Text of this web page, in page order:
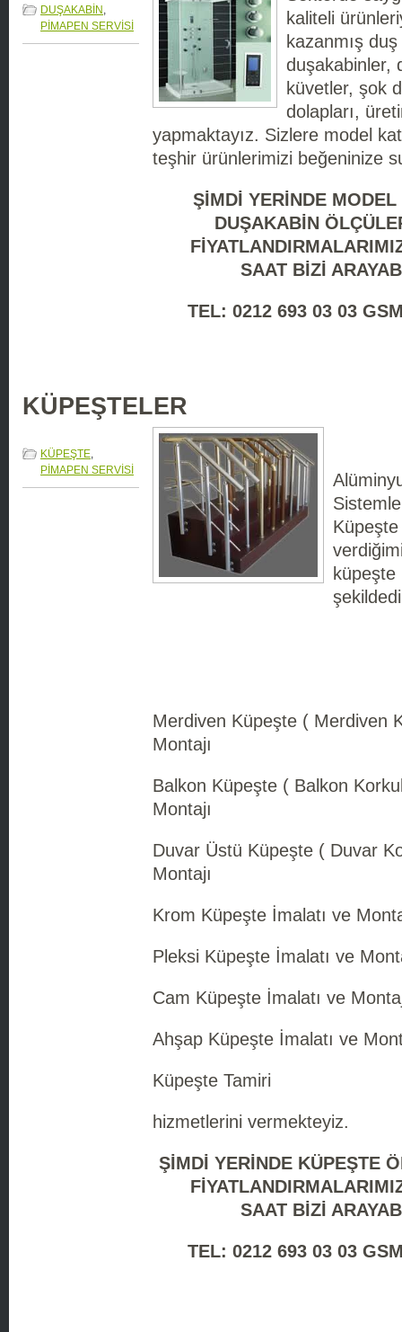
DUŞAKABİN ,
PİMAPEN SERVİSİ
kaliteli
kazanmış
duşakabinler,
küvetler, şok
dolapları,
yapmaktayız. Sizlere model
teşhir ürünlerimizi beğeninize
ŞİMDİ YERİNDE
DUŞAKABİN
SAAT BİZİ
TEL: 0212 693 03 03
KÜPEŞTELER
KÜPEŞTE,
PİMAPEN SERVİSİ
küpeşte
Merdiven Küpeşte ( Merdiven
Montajı
Balkon Küpeşte ( Balkon
Montajı
Duvar Üstü Küpeşte ( Duvar
Montajı
Krom Küpeşte İmalatı ve
Pleksi Küpeşte İmalatı ve
Cam Küpeşte İmalatı ve
Ahşap Küpeşte İmalatı ve
Küpeşte Tamiri
hizmetlerini vermekteyiz.
ŞİMDİ YERİNDE KÜPEŞTE
SAAT BİZİ
TEL: 0212 693 03 03